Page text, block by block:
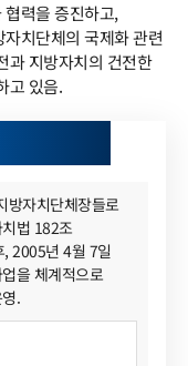
력을 증진하고,
치단체의 국제화 관련
과 지방자치의 건전한
고 있음.
방자치단체장들로
법 182조
2005년 4월 7일
을 체계적으로
.